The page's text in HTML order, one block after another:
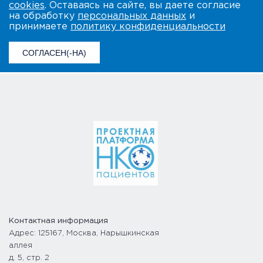
cookies. Оставаясь на сайте, вы даете согласие
на обработку персональных данных и
принимаете политику конфиденциальности
СОГЛАСЕН(-НА)
Контактная информация
Адрес: 125167, Москва, Нарышкинская
аллея
д. 5, стр. 2